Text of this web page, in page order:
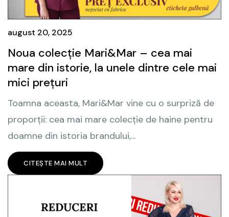
august 20, 2025
Noua colecție Mari&Mar – cea mai
mare din istorie, la unele dintre cele mai
mici prețuri
Toamna aceasta, Mari&Mar vine cu o surpriză de
proporții: cea mai mare colecție de haine pentru
doamne din istoria brandului,...
CITEȘTE MAI MULT